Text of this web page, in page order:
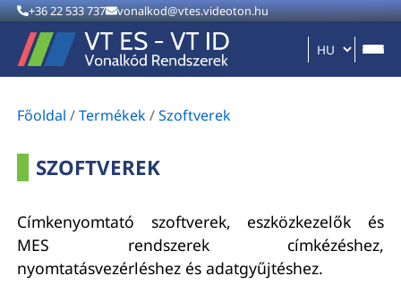
+36 22 533 737 vonalkod@vtes.videoton.hu
Főoldal /Termékek/Szoftverek
SZOFTVEREK
Címkenyomtató szoftverek, eszközkezelők és
MES rendszerek címkézéshez,
nyomtatásvezérléshez és adatgyűjtéshez.